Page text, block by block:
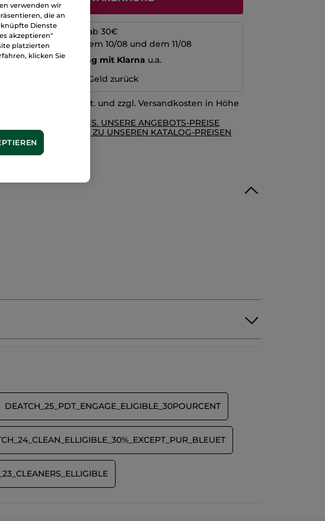
Versandkosten ab 30€
zwischen dem 10/08 und dem 11/08
perRechnung mit Klarna u.a.
100 % zufrieden oder Geld zurück
inkl. MwSt. und zzgl. Versandkosten in Höhe
GELTEN UNSERE AGBS. UNSERE ANGEBOTS-PREISE
IM VERGLEICH ZU UNSEREN KATALOG-PREISEN
DEATCH_25_PDT_ENGAGE_ELIGIBLE_30POURCENT
verwenden wir
die an
Dienste
akzeptieren"
platzierten
klicken Sie